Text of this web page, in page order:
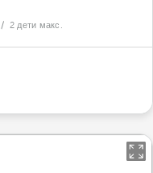
/ 2 дети макс.